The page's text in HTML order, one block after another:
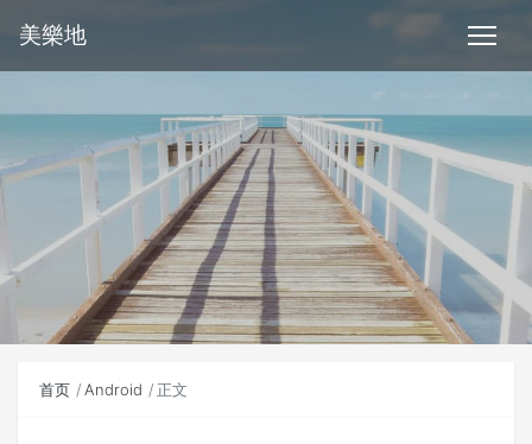
美樂地
首页 Android 正文